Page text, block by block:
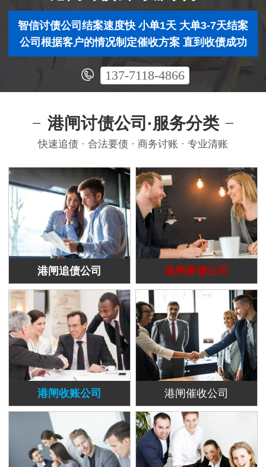
智信讨债公司结案速度快 小单1天 大单3-7天结案
公司根据客户的情况制定催收方案 直到收债成功
137-7118-4866
港闸讨债公司·服务分类
快速追债 · 合法要债 · 商务讨账 · 专业清账
港闸追债公司 港闸要债公司
港闸收账公司 港闸催收公司